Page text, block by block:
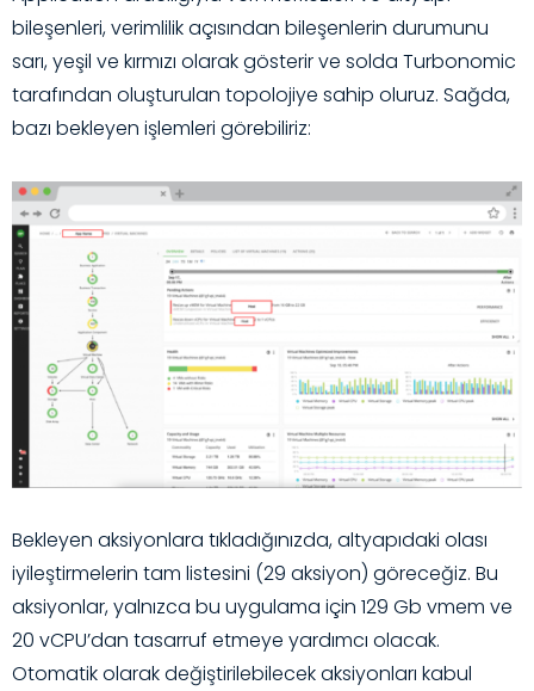
bileşenleri, verimlilik açısından bileşenlerin durumunu
sarı, yeşil ve kırmızı olarak gösterir ve solda Turbonomic
tarafından oluşturulan topolojiye sahip oluruz. Sağda,
bazı bekleyen işlemleri görebiliriz:
Bekleyen aksiyonlara tıkladığınızda, altyapıdaki olası
iyileştirmelerin tam listesini (29 aksiyon) göreceğiz. Bu
aksiyonlar, yalnızca bu uygulama için 129 Gb vmem ve
20 vCPU’dan tasarruf etmeye yardımcı olacak.
Otomatik olarak değiştirilebilecek aksiyonları kabul